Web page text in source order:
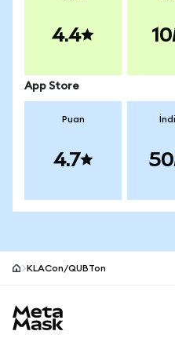
4.4
App Store
Puan
4.7
KLACon/QUBTon